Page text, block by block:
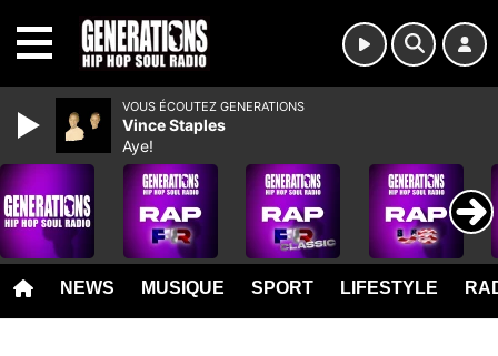
NEWS MUSIQUE SPORT LIFESTYLE
VOUS ÉCOUTEZ GENERATIONS
Vince Staples
Aye!